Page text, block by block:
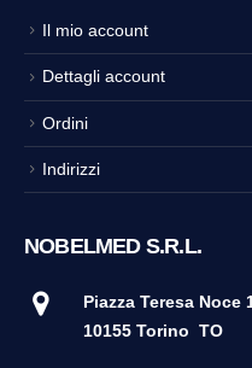
Il mio account
Dettagli account
Ordini
Indirizzi
NOBELMED S.R.L.
Piazza Teresa Noce
10155 Torino TO